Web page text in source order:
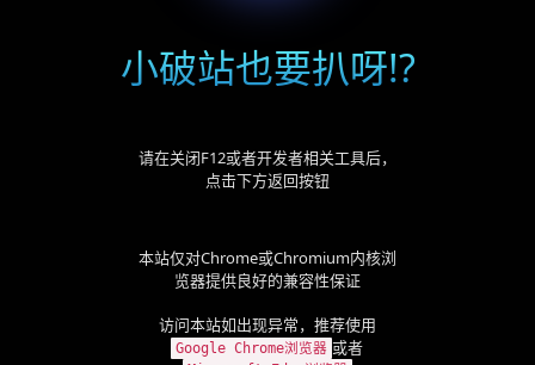
小破站也要扒呀!?
请在关闭F12或者开发者相关工具后，
点击下方返回按钮
本站仅对Chrome或Chromium内核浏
览器提供良好的兼容性保证
访问本站如出现异常，推荐使用
Google Chrome浏览器 或者